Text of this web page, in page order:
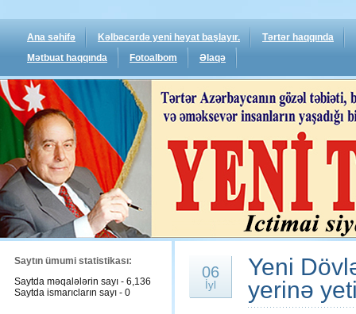
Ana səhifə Kəlbəcərdə yeni həyat başlayır.
Tərtər haqqında
Mətbuat haqqında
Fotoalbom Əlaqə
Saytın ümumi statistikası:
Saytda məqalələrin sayı - 6,136
Saytda ismarıcların sayı - 0
06
İyl
Yeni
yerinə